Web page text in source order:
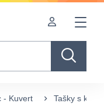
- Kuvert Tašky s